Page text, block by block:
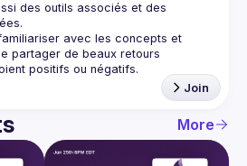
des outils associés et des
avec les concepts et
partager de beaux retours
Join
More